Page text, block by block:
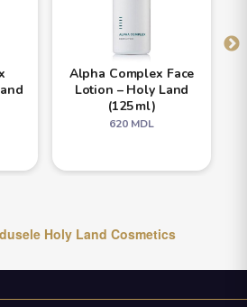
Alpha Complex Face
Lotion – Holy Land
(125 ml)
620 MDL
Holy Land Cosmetics